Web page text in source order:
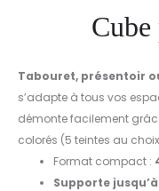
Tabouret, présentoir
s’adapte à tous vos
démonte facilement
colorés (5 teintes au
Format compact :
Supporte